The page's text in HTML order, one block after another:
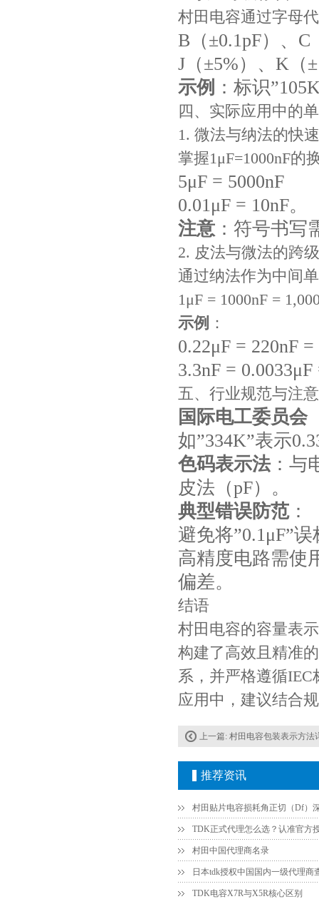
村田电容通过字母
B（±0.1pF）、C
J（±5%）、K（
示例 ：标识
四、实际应用中的
1. 微法与纳法的快
掌握1μF=1000nF的
5μF = 5000nF
0.01μF = 10nF。
注意 ：符号书写
2. 皮法与微法的跨
通过纳法作为中间
1μF = 1000nF =
示例 ：
0.22μF = 220nF =
3.3nF =
五、行业规范与注
国际电工委员会
如”334K”表示
色码表示法：与
皮法（pF）。
典型错误防范：
避免将”0.1μF”
高精度电路需使
偏差。
结语
村田电容的容量表
构建了高效且精准
系，并严格遵循
应用中，建议结合
上一篇: 村田电容包装表示方法
推荐资讯
村田中国代理商名录
日本tdk授权中国国内一级代理商
TDK电容X7R与X5R核心区别